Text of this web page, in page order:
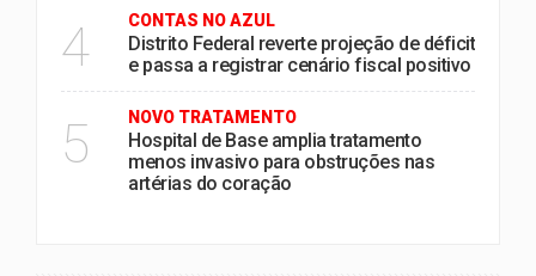
4 CONTAS NO AZUL
Distrito Federal reverte projeção de déficit
e passa a registrar cenário fiscal positivo
5 NOVO TRATAMENTO
Hospital de Base amplia tratamento
menos invasivo para obstruções nas
artérias do coração